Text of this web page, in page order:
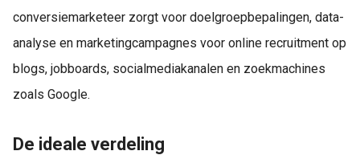
conversiemarketeer zorgt voor doelgroepbepalingen, data-
analyse en marketingcampagnes voor online recruitment op
blogs, jobboards, socialmediakanalen en zoekmachines
zoals Google.
De ideale verdeling